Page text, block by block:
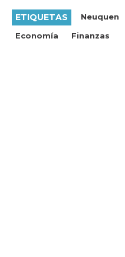
ETIQUETAS Neuquen
Economía
Finanzas